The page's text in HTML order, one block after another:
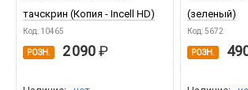
тачскрин (Копия - Incell HD)
Код: 10465
РОЗН. 2 090
(зеленый)
Код: 5672
РОЗН.